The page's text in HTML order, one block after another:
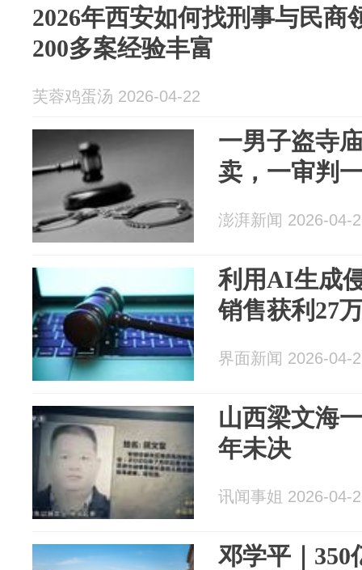
2026年西安如何找刑事与民商
200多案经验丰富
芙蓉鸡蛋汤 2026-04-22
一男子盗寺
卖，一审判
澎湃新闻 2026-04-
利用AI生成
销售获利27
界面新闻 2026-04-
山西梁文海
年未决
讯闻事姐 2026-04-
邓学平｜350